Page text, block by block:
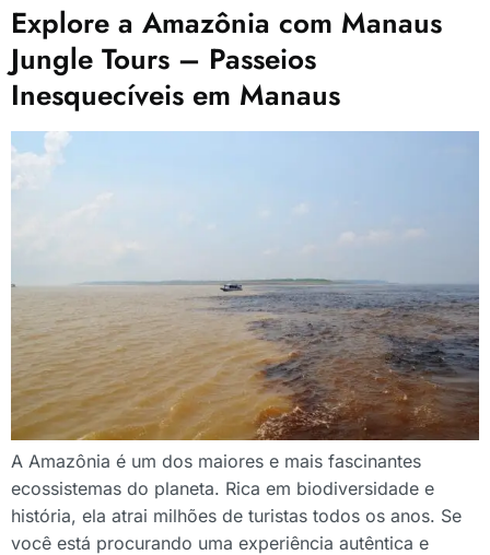
Explore a Amazônia com Manaus
Jungle Tours – Passeios
Inesquecíveis em Manaus
A Amazônia é um dos maiores e mais fascinantes
ecossistemas do planeta. Rica em biodiversidade e
história, ela atrai milhões de turistas todos os anos. Se
você está procurando uma experiência autêntica e